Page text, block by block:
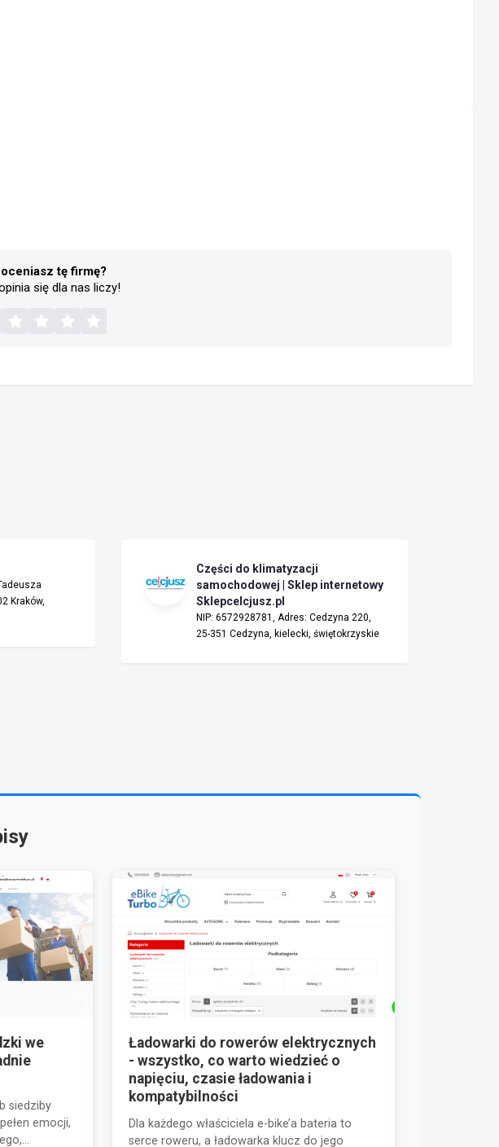
tę firmę?
się dla nas liczy!
Kraków,
Części do klimatyzacji
samochodowej | Sklep internetowy
Sklepcelcjusz.pl
NIP: 6572928781, Adres: Cedzyna 220,
25-351 Cedzyna, kielecki, świętokrzyskie
we
siedziby
emocji,
Ładowarki do rowerów elektrycznych
- wszystko, co warto wiedzieć o
napięciu, czasie ładowania i
kompatybilności
Dla każdego właściciela e-bike’a bateria to
serce roweru, a ładowarka klucz do jego